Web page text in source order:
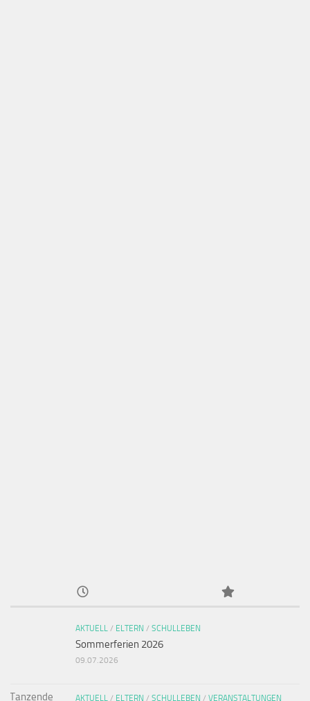
AKTUELL / ELTERN / SCHULLEBEN
Sommerferien 2026
09.07.2026
AKTUELL / ELTERN / SCHULLEBEN / VERANSTALTUNGEN